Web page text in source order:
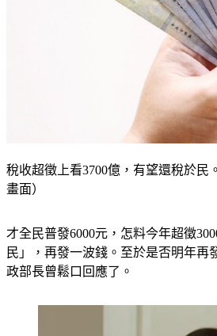
稅收超徵上看3700億，有望還稅於民
畫面）
才全民普發6000元，怎料今年超徵
民」，再發一波錢。至於是否明年再
政部長曾鬆口回應了。